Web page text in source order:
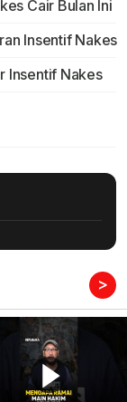
Cair Bulan Ini
Insentif Nakes
Insentif Nakes
>